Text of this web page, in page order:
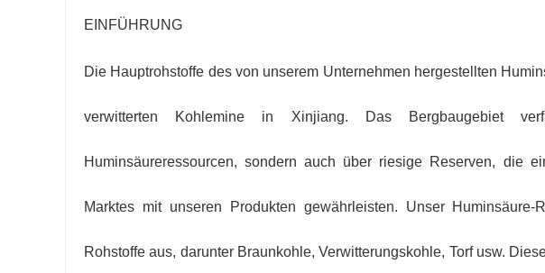
EINFÜHRUNG
Die Hauptrohstoffe des von unserem Unternehmen hergestellten
verwitterten Kohlemine in Xinjiang. Das Bergbaugebiet
Huminsäureressourcen, sondern auch über riesige Reserven, die
Marktes mit unseren Produkten gewährleisten. Unser
Rohstoffe aus, darunter Braunkohle, Verwitterungskohle, Torf usw.